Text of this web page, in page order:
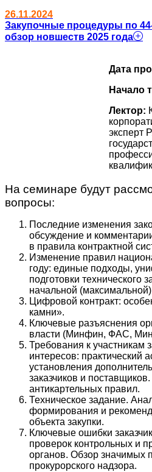
26.11.2024
Закупочные процедуры по
обзор новшеств 2025 года
Дата
Начало
Лектор:
эксперт
На семинаре будут
вопросы:
Последние изменения
обсуждение и
в правила контрактной
Изменение правил
году: единые подходы,
подготовки технического
начальной
Цифровой контракт:
камни».
Ключевые разъяснения
власти (Минфин, ФАС,
Требования к участникам
интересов: практический
установления
заказчиков и
антикартельных правил.
Техническое задание.
формирования и
объекта закупки.
Ключевые ошибки
проверок контрольных и
органов. Обзор значимых
прокурорского надзора.